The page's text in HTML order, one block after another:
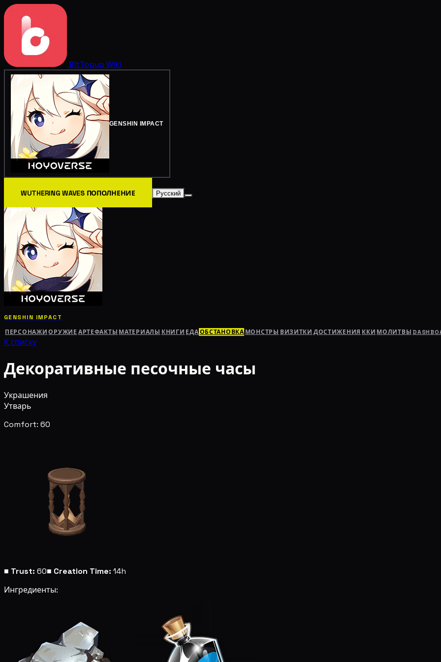
BitTopup Wiki
GENSHIN IMPACT
WUTHERING WAVES ПОПОЛНЕНИЕ Русский
GENSHIN IMPACT
ПЕРСОНАЖИ ОРУЖИЕ АРТЕФАКТЫ МАТЕРИАЛЫ КНИГИ ЕДАОБСТАНОВКА МОНСТРЫ ВИЗИТКИ ДОСТИЖЕНИЯ ККИ МОЛИТВЫ
К списку
Декоративные песочные часы
Украшения
Утварь
Comfort: 60
■ Trust: 60■ Creation Time: 14h
Ингредиенты: